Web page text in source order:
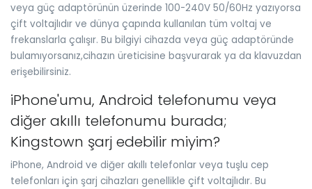
veya güç adaptörünün üzerinde 100-240V 50/60Hz yazıyorsa
çift voltajlıdır ve dünya çapında kullanılan tüm voltaj ve
frekanslarla çalışır. Bu bilgiyi cihazda veya güç adaptöründe
bulamıyorsanız,cihazın üreticisine başvurarak ya da klavuzdan
erişebilirsiniz.
iPhone'umu, Android telefonumu veya
diğer akıllı telefonumu burada;
Kingstown şarj edebilir miyim?
iPhone, Android ve diğer akıllı telefonlar veya tuşlu cep
telefonları için şarj cihazları genellikle çift voltajlıdır. Bu